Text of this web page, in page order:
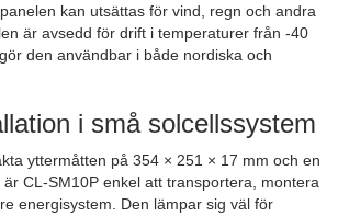
kan utsättas för vind, regn och andra
är avsedd för drift i temperaturer från -40
den användbar i både nordiska och
i små solcellssystem
yttermåtten på 354 × 251 × 17 mm och en
CL-SM10P enkel att transportera, montera
energisystem. Den lämpar sig väl för